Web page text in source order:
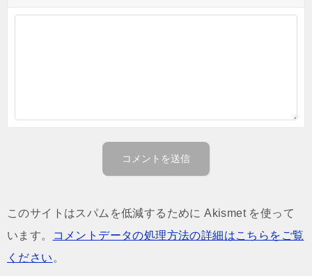
このサイトはスパムを低減するために Akismet を使って
います。
コメントデータの処理方法の詳細はこちらをご覧
ください 。